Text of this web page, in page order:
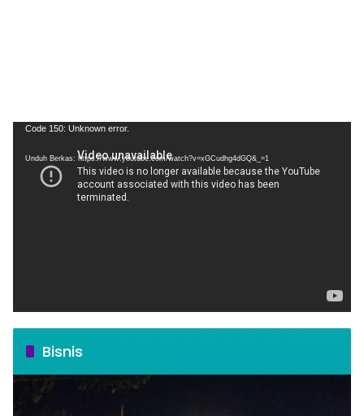
Pemutar
Code 150: Unknown error.
Unduh Berkas: https://www.youtube.com/watch?v=xGCudhg4dGQ&_=1
Bisnis